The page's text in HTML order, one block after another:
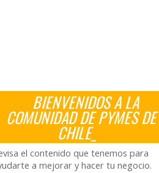
BIENVENIDOS A LA
COMUNIDAD DE PYMES DE
CHILE_
el contenido que tenemos para
a mejorar y hacer tu negocio.